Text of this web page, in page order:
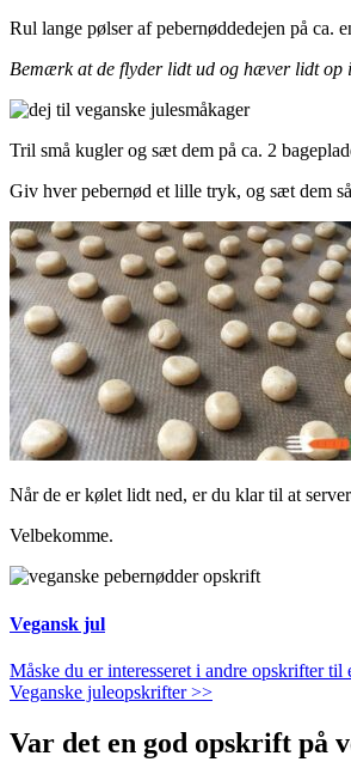
Rul lange pølser af pebernøddedejen på ca.
Bemærk at de flyder lidt ud og hæver lidt op
Tril små kugler og sæt dem på ca. 2
Giv hver pebernød et lille tryk, og sæt dem
Når de er kølet lidt ned, er du klar til at
Velbekomme.
Vegansk jul
Måske du er interesseret i andre opskrifter
Veganske juleopskrifter >>
Var det en god opskrift på